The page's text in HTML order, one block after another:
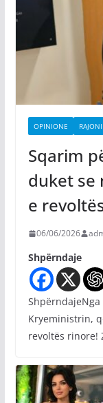
OPINIONE RAJONI
Sqarim
duket se
e
06/06/2026
Shpërndaje
ShpërndajeNga
Kryeministrin,
revoltës rinore!